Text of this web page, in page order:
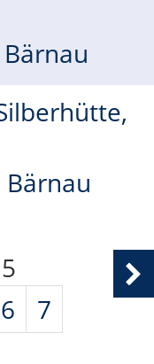
6 7